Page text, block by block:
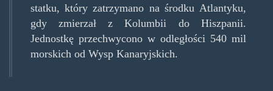
statku, który zatrzymano na środku Atlantyku,
gdy zmierzał z Kolumbii do Hiszpanii.
Jednostkę przechwycono w odległości 540 mil
morskich od Wysp Kanaryjskich.